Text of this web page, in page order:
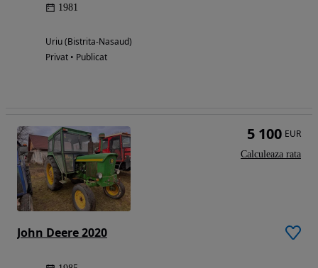
1981
Uriu (Bistrita-Nasaud)
Privat • Publicat
John Deere 2020
5 100 EUR
Calculeaza rata